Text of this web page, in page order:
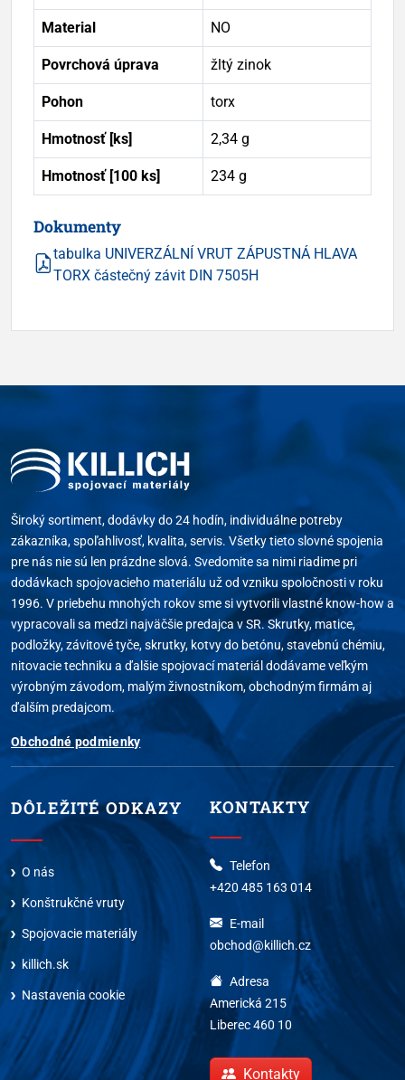
Material NO
Povrchová úprava žltý zinok
Pohon torx
Hmotnosť [ks] 2,34 g
Hmotnosť [100 ks] 234 g
Dokumenty
tabulka UNIVERZÁLNÍ VRUT ZÁPUSTNÁ HLAVA
TORX částečný závit DIN 7505H
Široký sortiment, dodávky do 24 hodín, individuálne potreby
zákazníka, spoľahlivosť, kvalita, servis. Všetky tieto slovné spojenia
pre nás nie sú len prázdne slová. Svedomite sa nimi riadime pri
dodávkach spojovacieho materiálu už od vzniku spoločnosti v roku
1996. V priebehu mnohých rokov sme si vytvorili vlastné know-how a
vypracovali sa medzi najväčšie predajca v SR. Skrutky, matice,
podložky, závitové tyče, skrutky, kotvy do betónu, stavebnú chémiu,
nitovacie techniku a ďalšie spojovací materiál dodávame veľkým
výrobným závodom, malým živnostníkom, obchodným firmám aj
ďalším predajcom.
Obchodné podmienky
DÔLEŽITÉ ODKAZY
O nás
Konštrukčné vruty
Spojovacie materiály
killich.sk
Nastavenia cookie
KONTAKTY
Telefon
+420 485 163 014
E-mail
obchod@killich.cz
Adresa
Americká 215
Liberec 460 10
Kontakty